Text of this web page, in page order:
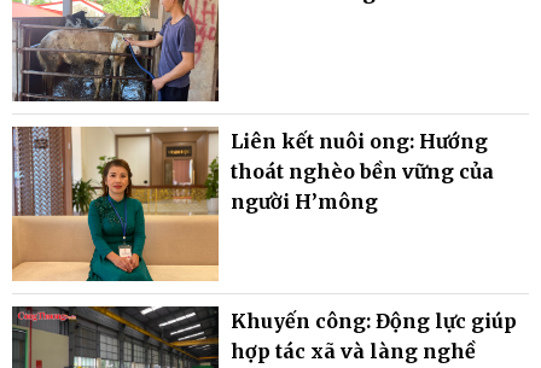
Liên kết nuôi ong: Hướng
thoát nghèo bền vững của
người H’mông
Khuyến công: Động lực giúp
hợp tác xã và làng nghề